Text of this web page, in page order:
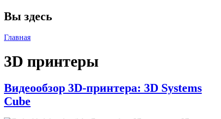
Вы здесь
Главная
3D принтеры
Видеообзор 3D-принтера: 3D Systems
Cube